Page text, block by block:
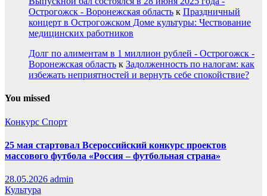
Острогожск - Воронежская область к Праздничный
концерт в Острогожском Доме культуры: Чествование
медицинских работников
Долг по алиментам в 1 миллион рублей - Острогожск -
Воронежская область к Задолженность по налогам: как
избежать неприятностей и вернуть себе спокойствие?
You missed
Конкурс Спорт
25 мая стартовал Всероссийский конкурс проектов
массового футбола «Россия – футбольная страна»
28.05.2026 admin
Культура